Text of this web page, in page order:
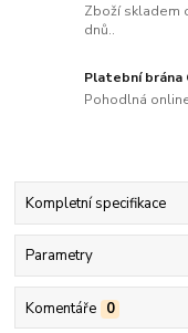
Zboží skladem
dnů..
Platební brána
Pohodlná
Kompletní specifikace
Parametry
Komentáře 0